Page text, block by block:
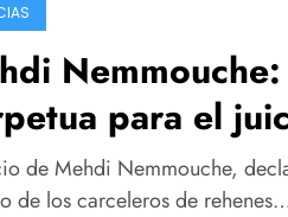
para el
del ISIS
de Mehdi Nemmouche,
de los carceleros de